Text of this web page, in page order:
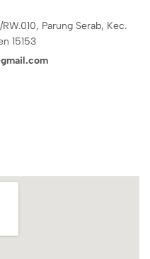
Parung Serab, Kec.
15153